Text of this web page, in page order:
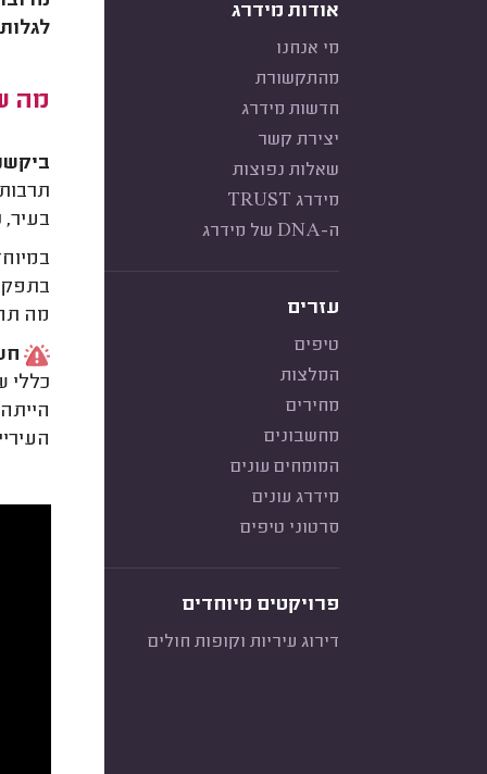
אודות מידרג
מי אנחנו
מהתקשורת
חדשות מידרג
יצירת קשר
שאלות נפוצות
מידרג TRUST
ה-DNA של מידרג
עזרים
טיפים
המלצות
מחירים
מחשבונים
המומחים עונים
מידרג עונים
סרטוני טיפים
פרויקטים מיוחדים
דירוג עיריות וקופות חולים
מה
בעיר,
מה
כללי